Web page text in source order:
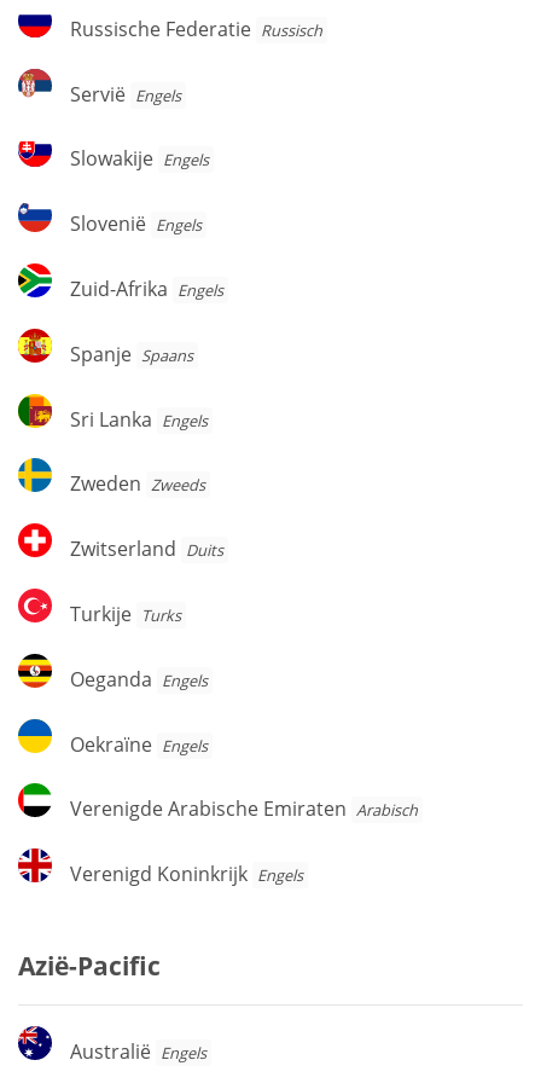
Russische
Federatie
Russische Federatie Russisch
Servië
Servië Engels
Slowakije
Slowakije Engels
Slovenië
Slovenië Engels
Zuid-
Afrika
Zuid-Afrika Engels
Spanje
Spanje Spaans
Sri
Lanka
Sri Lanka Engels
Zweden
Zweden Zweeds
Zwitserland
Zwitserland Duits
Turkije
Turkije Turks
Oeganda
Oeganda Engels
Oekraïne
Oekraïne Engels
Verenigde
Arabische
Verenigde Arabische Emiraten Arabisch
Verenigd
Koninkrijk
Verenigd Koninkrijk Engels
Azië-Pacific
Australië
Australië Engels